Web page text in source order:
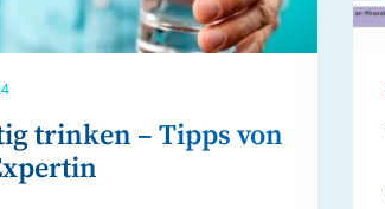
trinken – Tipps von